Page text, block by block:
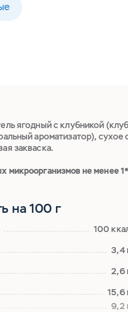
ягодный с клубникой
ароматизатор),
закваска.
микроорганизмов не менее
на 100 г
100
3,4
2,6
15,6
9,2